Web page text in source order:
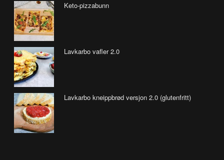
Keto-pizzabunn
Lavkarbo vafler 2.0
Lavkarbo kneippbrød versjon 2.0 (glutenfritt)